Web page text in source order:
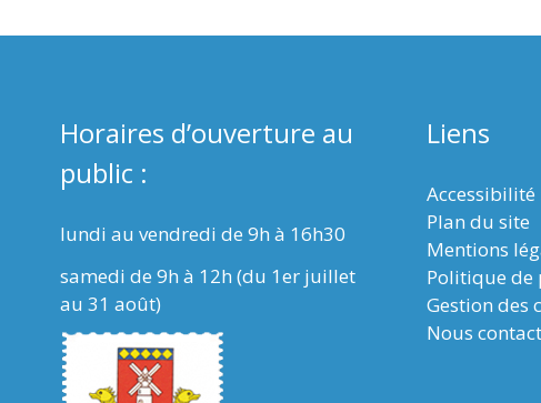
Horaires d’ouverture au
public :
lundi au vendredi de 9h à 16h30
samedi de 9h à 12h (du 1er juillet
au 31 août)
Liens
Accessibilité
Plan du site
Mentions
Politique de
Gestion des
Nous